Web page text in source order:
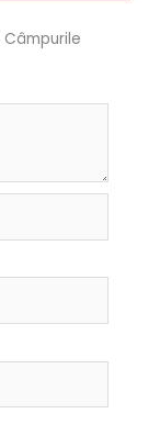
Câmpurile